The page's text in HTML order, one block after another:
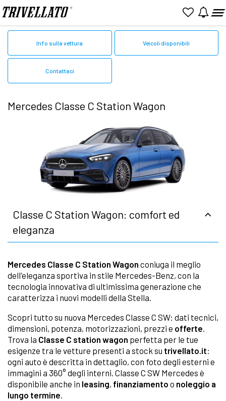
Home Mercedes
Info sulla vettura Veicoli disponibili
Contattaci
Mercedes Classe C Station Wagon
Classe C Station Wagon: comfort ed
eleganza
Mercedes Classe C Station Wagon coniuga il meglio
dell'eleganza sportiva in stile Mercedes-Benz, con la
tecnologia innovativa di ultimissima generazione che
caratterizza i nuovi modelli della Stella.
Scopri tutto su nuova Mercedes Classe C SW: dati tecnici,
dimensioni, potenza, motorizzazioni, prezzi e offerte.
Trova la Classe C station wagon perfetta per le tue
esigenze tra le vetture presenti a stock su trivellato.it:
ogni auto è descritta in dettaglio, con foto degli esterni e
immagini a 360° degli interni. Classe C SW Mercedes è
disponibile anche in leasing, finanziamento o noleggio a
lungo termine.